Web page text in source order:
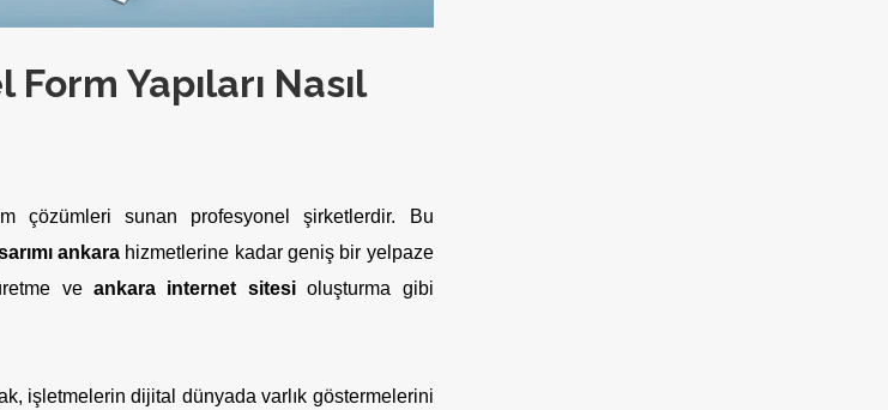
Yapıları Nasıl
çözümleri sunan profesyonel şirketlerdir. Bu
ankarahizmetlerine kadar geniş bir yelpaze
ve ankara internet sitesioluşturma gibi
işletmelerin dijital dünyada varlık göstermelerini